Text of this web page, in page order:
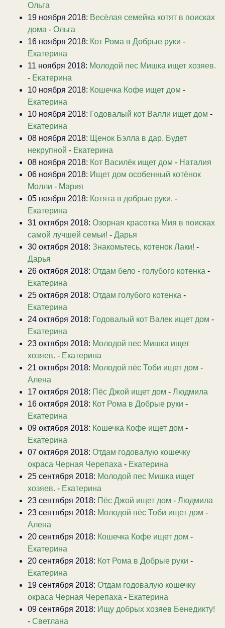
Ольга
19 ноября 2018: Весёлая семейка котят в поисках
дома - Ольга
16 ноября 2018: Кот Рома в Добрые руки -
Екатерина
11 ноября 2018: Молодой пес Мишка ищет хозяев.
- Екатерина
10 ноября 2018: Кошечка Кофе ищет дом -
Екатерина
10 ноября 2018: Годовалый кот Валли ищет дом -
Екатерина
08 ноября 2018: Щенок Бэлла в дар. Будет
некрупной - Екатерина
08 ноября 2018: Кот Василёк ищет дом - Наталия
06 ноября 2018: Ищет дом особенный котёнок
Молли - Мария
05 ноября 2018: Котята в добрые руки. -
Екатерина
31 октября 2018: Озорная красотка Мия в поисках
самой лучшей семьи! - Дарья
30 октября 2018: Знакомьтесь, котенок Лаки! -
Дарья
26 октября 2018: Отдам бело - голубого котенка -
Екатерина
25 октября 2018: Отдам голубого котенка -
Екатерина
24 октября 2018: Годовалый кот Валек ищет дом -
Екатерина
23 октября 2018: Молодой пес Мишка ищет
хозяев. - Екатерина
21 октября 2018: Молодой пёс Тоби ищет дом -
Алена
17 октября 2018: Пёс Джой ищет дом - Людмила
16 октября 2018: Кот Рома в Добрые руки -
Екатерина
09 октября 2018: Кошечка Кофе ищет дом -
Екатерина
07 октября 2018: Отдам годовалую кошечку
окраса Черная Черепаха - Екатерина
25 сентября 2018: Молодой пес Мишка ищет
хозяев. - Екатерина
23 сентября 2018: Пёс Джой ищет дом - Людмила
23 сентября 2018: Молодой пёс Тоби ищет дом -
Алена
20 сентября 2018: Кошечка Кофе ищет дом -
Екатерина
20 сентября 2018: Кот Рома в Добрые руки -
Екатерина
19 сентября 2018: Отдам годовалую кошечку
окраса Черная Черепаха - Екатерина
09 сентября 2018: Ищу добрых хозяев Бенедикту!
- Светлана